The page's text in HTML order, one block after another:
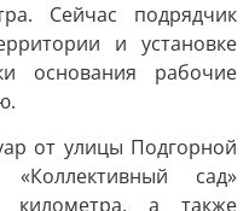
Сейчас подрядчик
и установке
основания рабочие
от улицы Подгорной
сад»
километра, а также